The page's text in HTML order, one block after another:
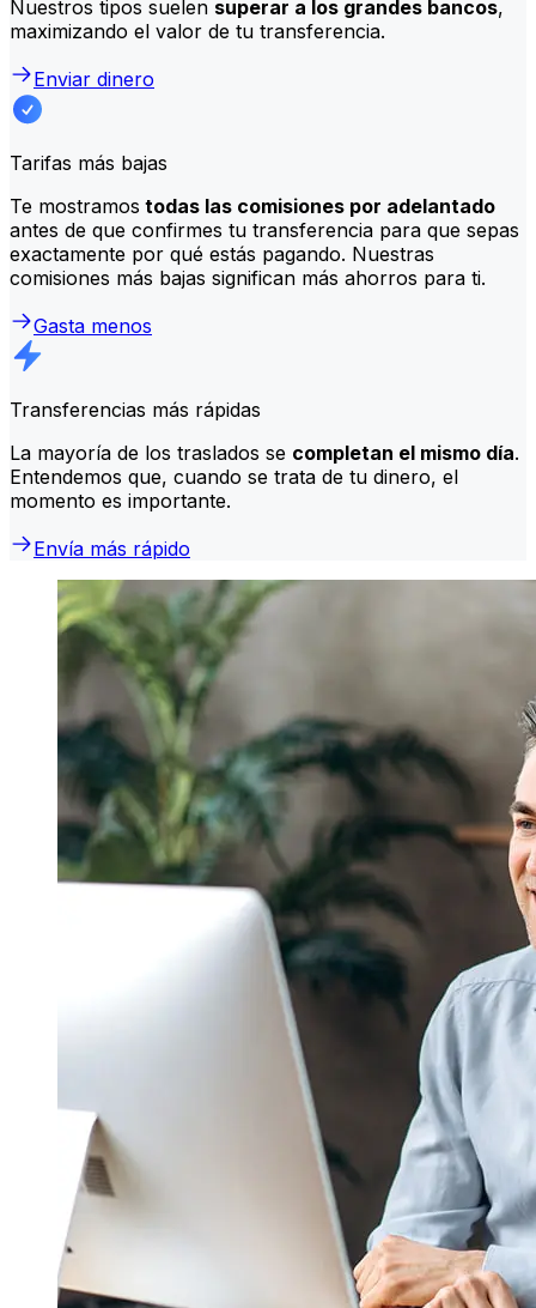
Nuestros tipos suelen superar a los grandes bancos,
maximizando el valor de tu transferencia.
Enviar dinero
Tarifas más bajas
Te mostramos todas las comisiones por adelantado
antes de que confirmes tu transferencia para que sepas
exactamente por qué estás pagando. Nuestras
comisiones más bajas significan más ahorros para ti.
Gasta menos
Transferencias más rápidas
La mayoría de los traslados se completan el mismo día.
Entendemos que, cuando se trata de tu dinero, el
momento es importante.
Envía más rápido